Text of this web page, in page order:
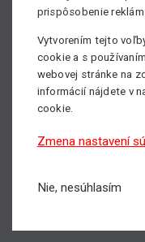
Perimeter
Vonkajšie a
prispôsobenie
Vytvorením tejto
cookie a s
webovej stránke na
informácií nájdete v
cookie.
Zmena nastavení
Nie, nesúhlasím